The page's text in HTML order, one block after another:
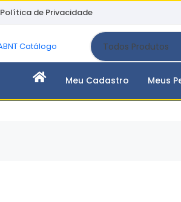
Política de Privacidade
Meu Cadastro Meus